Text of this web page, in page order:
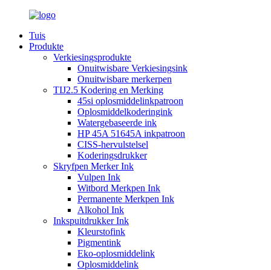
Tuis
Produkte
Verkiesingsprodukte
Onuitwisbare Verkiesingsink
Onuitwisbare merkerpen
TIJ2.5 Kodering en Merking
45si oplosmiddelinkpatroon
Oplosmiddelkoderingink
Watergebaseerde ink
HP 45A 51645A inkpatroon
CISS-hervulstelsel
Koderingsdrukker
Skryfpen Merker Ink
Vulpen Ink
Witbord Merkpen Ink
Permanente Merkpen Ink
Alkohol Ink
Inkspuitdrukker Ink
Kleurstofink
Pigmentink
Eko-oplosmiddelink
Oplosmiddelink